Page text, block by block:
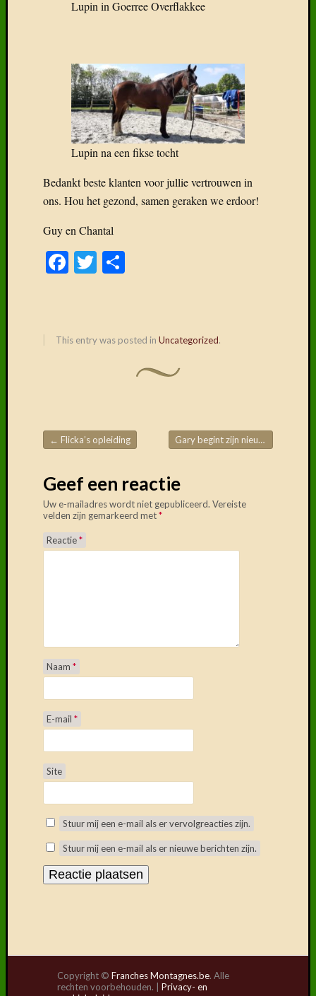
Lupin in Goerree Overflakkee
Lupin na een fikse tocht
Bedankt beste klanten voor jullie vertrouwen in
ons. Hou het gezond, samen geraken we erdoor!
Guy en Chantal
Facebook
Twitter
This entry was posted in Uncategorized.
Post navigation
← Flicka’s opleiding Gary begint zijn nieuwe leven…
Geef een reactie
Uw e-mailadres wordt niet gepubliceerd. Vereiste
velden zijn gemarkeerd met*
Reactie*
Naam *
E-mail *
Site
Stuur mij een e-mail als er vervolgreacties zijn.
Stuur mij een e-mail als er nieuwe berichten zijn.
Copyright © Franches Montagnes.be. Alle
rechten voorbehouden. | Privacy- en